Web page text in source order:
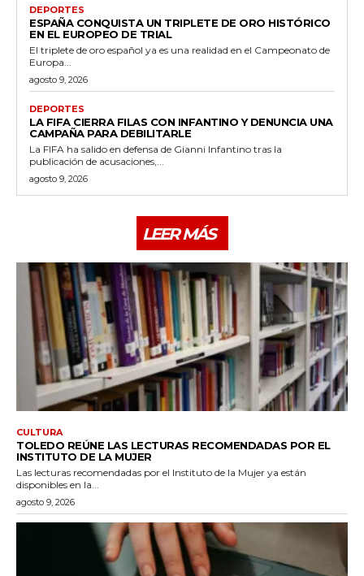
DEPORTES
ESPAÑA CONQUISTA UN TRIPLETE DE ORO HISTÓRICO
EN EL EUROPEO DE TRIAL
El triplete de oro español ya es una realidad en el Campeonato de
Europa...
agosto 9, 2026
DEPORTES
LA FIFA CIERRA FILAS CON INFANTINO Y DENUNCIA UNA
CAMPAÑA PARA DEBILITARLE
La FIFA ha salido en defensa de Gianni Infantino tras la
publicación de acusaciones,...
agosto 9, 2026
LEER MÁS
CULTURA
TOLEDO REÚNE LAS LECTURAS RECOMENDADAS POR EL
INSTITUTO DE LA MUJER
Las lecturas recomendadas por el Instituto de la Mujer ya están
disponibles en la...
agosto 9, 2026